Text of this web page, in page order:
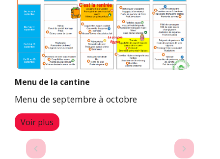
Distributeur de pains
Le mardi 26 mars, le nouveau distributeur
de pain sera opérationnel sous le porche
de la cantine.
Voir plus